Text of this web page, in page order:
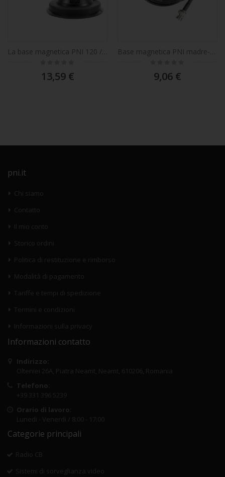
13,59 € 9,06 €
pni.it
Chi siamo
Contatto
Il mio conto
Storico ordini
Politica di restituzione e rimborso
Modalità di pagamento
Tariffe e tempi di spedizione
Termini e condizioni
Informazioni sulla privacy
Informazioni contatto
Indirizzo:
Olteniei 26A, Piatra Neamt, Neamt, 610206, Romania
Telefono:
+39 331 396 5239
Orario di lavoro:
Lunedi - Venerdi / 8:00 - 17:00
Categorie principali
Radio CB
Sistemi di sorveglianza video